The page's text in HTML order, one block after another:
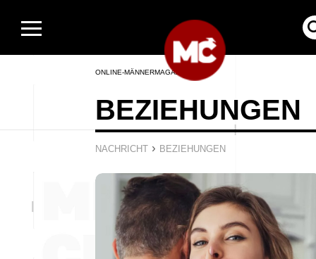
ONLINE-MÄNNERMAGAZIN
BEZIEHUNGEN
NACHRICHT › BEZIEHUNGEN